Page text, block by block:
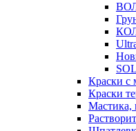
Краски с
Краски
Мастика,